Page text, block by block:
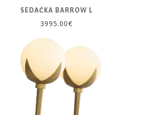
SEDAČKA BARROW L
3995.00€